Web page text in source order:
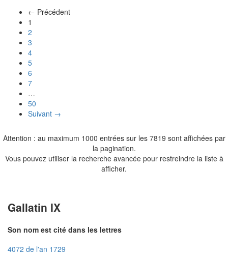
← Précédent
1
2
3
4
5
6
7
…
50
Suivant →
Attention : au maximum 1000 entrées sur les 7819 sont affichées par
la pagination.
Vous pouvez utiliser la recherche avancée pour restreindre la liste à
afficher.
Gallatin IX
Son nom est cité dans les lettres
4072 de l'an 1729